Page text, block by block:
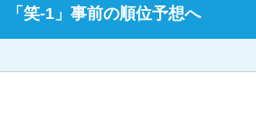
「笑-1」事前の順位予想へ